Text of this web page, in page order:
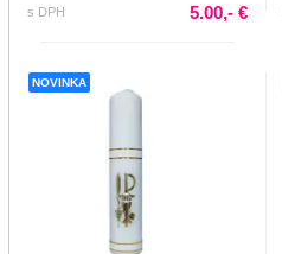
s DPH
5.00,- €
NOVINKA